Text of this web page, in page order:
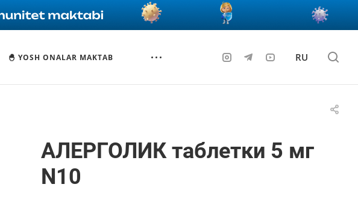
🐣 YOSH ONALAR MAKTAB RU
АЛЕРГОЛИК таблетки 5 мг
N10